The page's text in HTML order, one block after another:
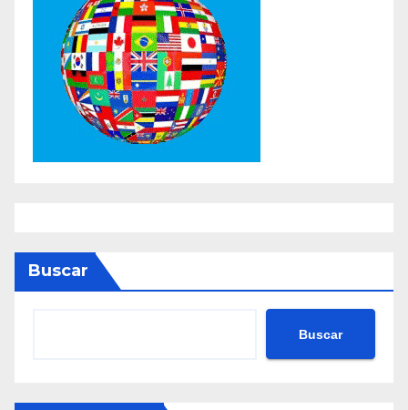
Buscar
Buscar